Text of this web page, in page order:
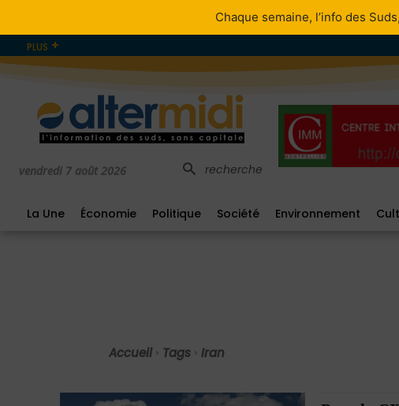
PLUS
vendredi 7 août 2026 recherche
La Une Économie Politique Société Environnement
Accueil Tags Iran
Chaque semaine, l’info des